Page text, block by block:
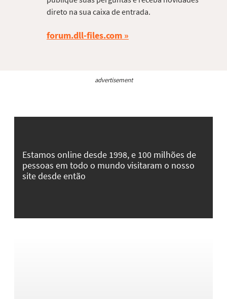
direto na sua caixa de entrada.
forum.dll-files.com
advertisement
Estamos online desde 1998, e 100 milhões de
pessoas em todo o mundo visitaram o nosso
site desde então